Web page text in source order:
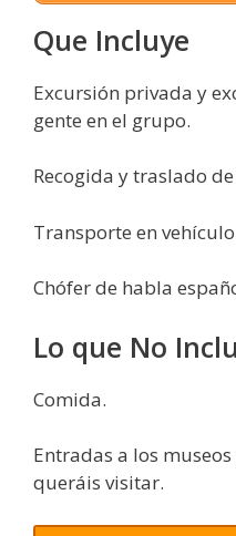
Que Incluye
Excursión privada y
gente en el grupo.
Recogida y traslado
Transporte en
Chófer de habla
Lo que No
Comida.
Entradas a los
queráis visitar.